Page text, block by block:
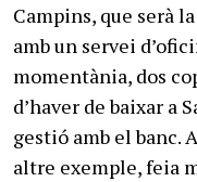
Campins, que serà
amb un servei
momentània, dos
d’haver de baixar a
gestió amb el banc.
altre exemple, feia